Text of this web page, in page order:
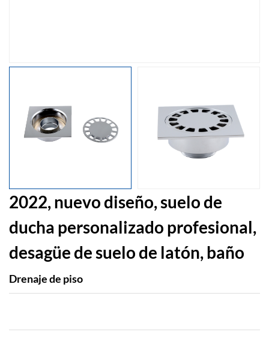
2022, nuevo diseño, suelo de
ducha personalizado profesional,
desagüe de suelo de latón, baño
Drenaje de piso